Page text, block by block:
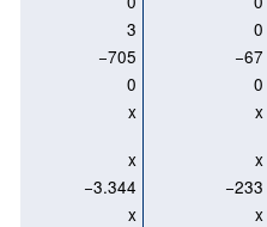
3
0
−705
−67
0
0
x
x
x x
−3.344
−233
x x